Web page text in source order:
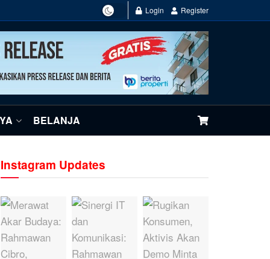
Login Register
BELANJA
Instagram Updates